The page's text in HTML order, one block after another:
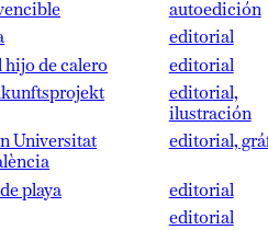
autoedición
editorial
hijo de calero
editorial
editorial,
ilustración
Universitat
editorial,
playa
editorial
editorial